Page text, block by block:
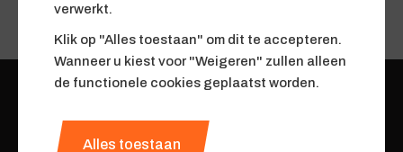
verwerkt.
Klik op "Alles toestaan" om dit te accepteren.
Wanneer u kiest voor "Weigeren" zullen alleen
de functionele cookies geplaatst worden.
Alles toestaan